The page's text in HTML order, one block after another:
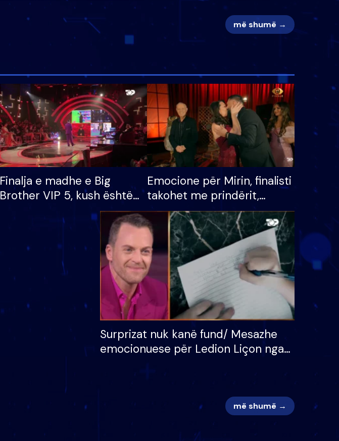
më shumë →
Finalja e madhe e Big
Brother VIP 5, kush është
banori i parë që lë shtëpinë
dhe humb mundësinë për
të fituar çmimin e madh
Emocione për Mirin, finalisti
takohet me prindërit,
vajzën dhe bashkëshorten:
S’kemi ndonjë letër divorci
apo jo?
Surprizat nuk kanë fund/ Mesazhe
emocionuese për Ledion Liçon nga
më shumë →